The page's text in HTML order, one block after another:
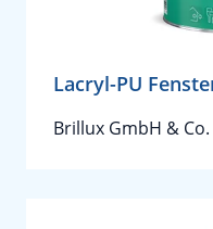
Lacryl-PU
Brillux GmbH & Co.